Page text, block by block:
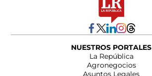
NUESTROS PORTALES
La República
Agronegocios
Asuntos Legales